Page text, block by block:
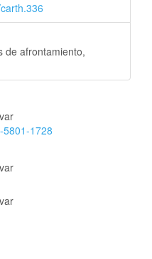
de afrontamiento,
1728